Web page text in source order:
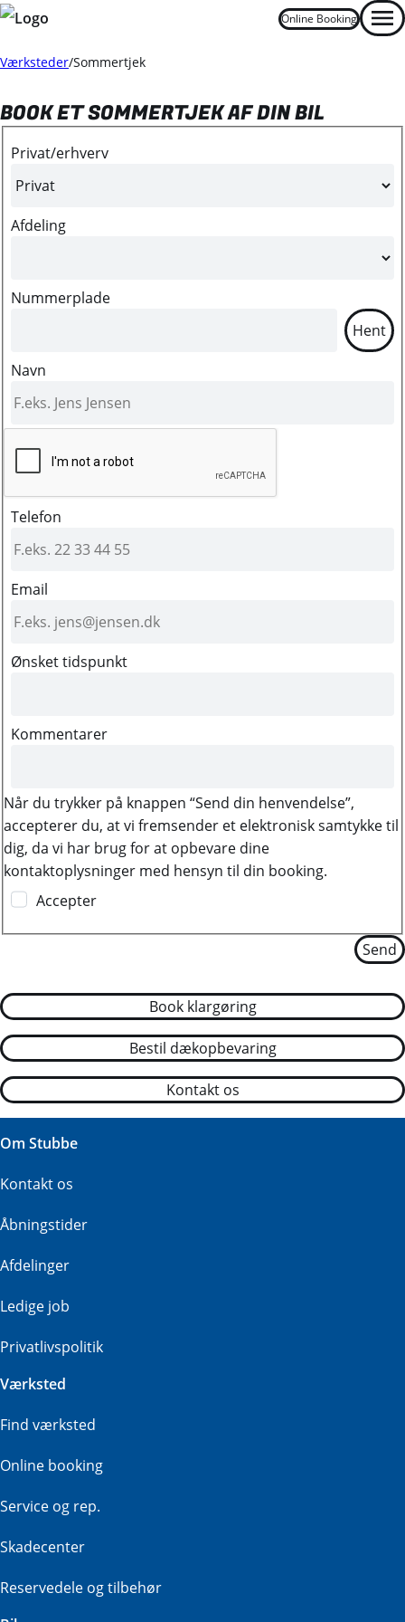
Online Booking
Værksteder Sommertjek
BOOK ET SOMMERTJEK AF DIN BIL
Privat/erhverv
Afdeling
Nummerplade
Hent
Navn
Telefon
Email
Ønsket tidspunkt
Kommentarer
Når du trykker på knappen “Send din henvendelse”,
accepterer du, at vi fremsender et elektronisk samtykke til
dig, da vi har brug for at opbevare dine
kontaktoplysninger med hensyn til din booking.
Accepter
Book klargøring
Bestil dækopbevaring
Kontakt os
Om Stubbe
Kontakt os
Åbningstider
Afdelinger
Ledige job
Privatlivspolitik
Værksted
Find værksted
Online booking
Service og rep.
Skadecenter
Reservedele og tilbehør